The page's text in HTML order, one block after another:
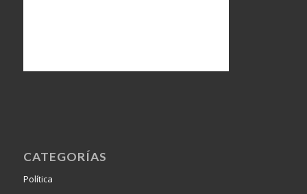
CATEGORÍAS
Política